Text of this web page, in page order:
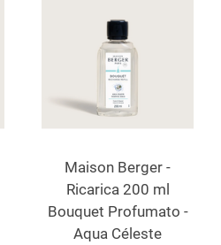
Maison Berger -
Ricarica 200 ml
Bouquet Profumato -
Aqua Céleste